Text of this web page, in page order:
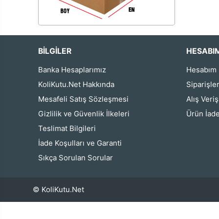
BİLGİLER
Banka Hesaplarımız
KoliKutu.Net Hakkında
Mesafeli Satış Sözleşmesi
Gizlilik ve Güvenlik İlkeleri
Teslimat Bilgileri
İade Koşulları ve Garanti
Sıkça Sorulan Sorular
Hesabım
Alış
Ürün
© KoliKutu.Net